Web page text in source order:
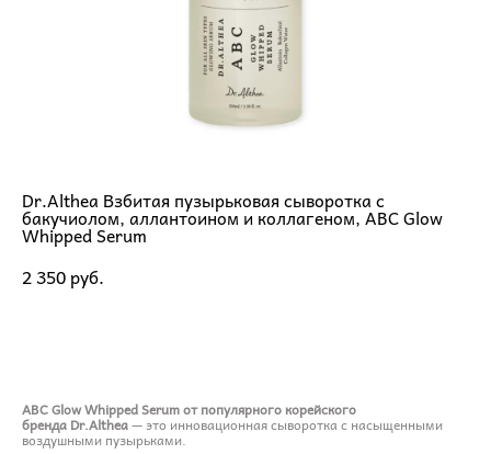
Dr.Althea Взбитая пузырьковая сыворотка с
бакучиолом, аллантоином и коллагеном, ABC Glow
Whipped Serum
2 350 pуб.
ABC Glow Whipped Serum от популярного корейского
бренда Dr.Althea— это инновационная сыворотка с насыщенными
воздушными пузырьками.